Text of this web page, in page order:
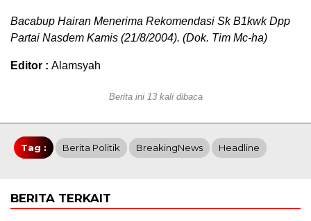
Bacabup Hairan Menerima Rekomendasi Sk B1kwk Dpp
Partai Nasdem Kamis (21/8/2004). (Dok. Tim Mc-ha)
Editor : Alamsyah
Berita ini 13 kali dibaca
Tag : Berita Politik BreakingNews Headline
BERITA TERKAIT